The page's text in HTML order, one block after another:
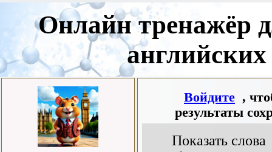
Онлайн тренажёр
английских
Войдите ,
результаты
Показать слова